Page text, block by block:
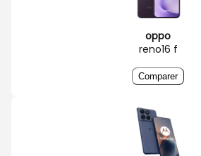
oppo
reno16 f
Comparer